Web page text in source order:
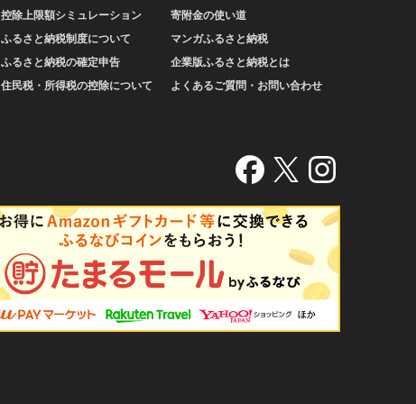
控除上限額シミュレーション
ふるさと納税制度について
ふるさと納税の確定申告
住民税・所得税の控除について
寄附金の使い道
マンガふるさと納税
企業版ふるさと納税とは
よくあるご質問・お問い合わせ